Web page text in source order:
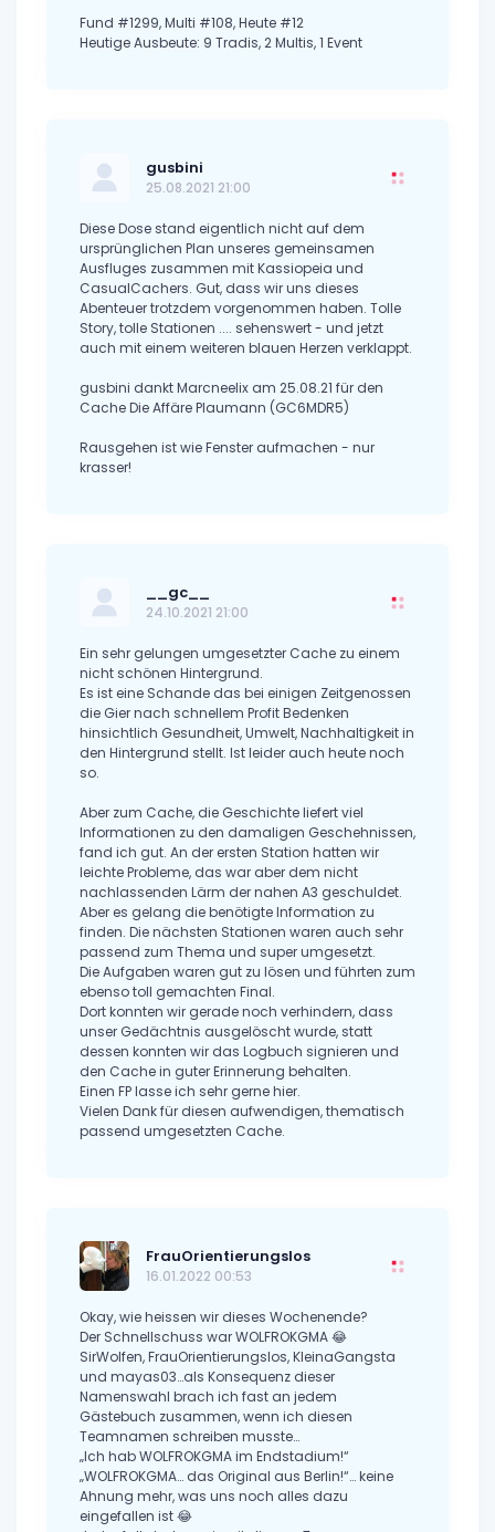
Fund #1299, Multi #108, Heute #12
Heutige Ausbeute: 9 Tradis, 2 Multis, 1 Event
gusbini
25.08.2021 21:00
Diese Dose stand eigentlich nicht auf dem
ursprünglichen Plan unseres gemeinsamen
Ausfluges zusammen mit Kassiopeia und
CasualCachers. Gut, dass wir uns dieses
Abenteuer trotzdem vorgenommen haben. Tolle
Story, tolle Stationen .... sehenswert - und jetzt
auch mit einem weiteren blauen Herzen verklappt.
gusbini dankt Marcneelix am 25.08.21 für den
Cache Die Affäre Plaumann (GC6MDR5)
Rausgehen ist wie Fenster aufmachen - nur
krasser!
__gc__
24.10.2021 21:00
Ein sehr gelungen umgesetzter Cache zu einem
nicht schönen Hintergrund.
Es ist eine Schande das bei einigen Zeitgenossen
die Gier nach schnellem Profit Bedenken
hinsichtlich Gesundheit, Umwelt, Nachhaltigkeit in
den Hintergrund stellt. Ist leider auch heute noch
so.
Aber zum Cache, die Geschichte liefert viel
Informationen zu den damaligen Geschehnissen,
fand ich gut. An der ersten Station hatten wir
leichte Probleme, das war aber dem nicht
nachlassenden Lärm der nahen A3 geschuldet.
Aber es gelang die benötigte Information zu
finden. Die nächsten Stationen waren auch sehr
passend zum Thema und super umgesetzt.
Die Aufgaben waren gut zu lösen und führten zum
ebenso toll gemachten Final.
Dort konnten wir gerade noch verhindern, dass
unser Gedächtnis ausgelöscht wurde, statt
dessen konnten wir das Logbuch signieren und
den Cache in guter Erinnerung behalten.
Einen FP lasse ich sehr gerne hier.
Vielen Dank für diesen aufwendigen, thematisch
passend umgesetzten Cache.
FrauOrientierungslos
16.01.2022 00:53
Okay, wie heissen wir dieses Wochenende?
Der Schnellschuss war WOLFROKGMA 😂
SirWolfen, FrauOrientierungslos, KleinaGangsta
und mayas03…als Konsequenz dieser
Namenswahl brach ich fast an jedem
Gästebuch zusammen, wenn ich diesen
Teamnamen schreiben musste…
„Ich hab WOLFROKGMA im Endstadium!“
„WOLFROKGMA… das Original aus Berlin!“… keine
Ahnung mehr, was uns noch alles dazu
eingefallen ist 😂